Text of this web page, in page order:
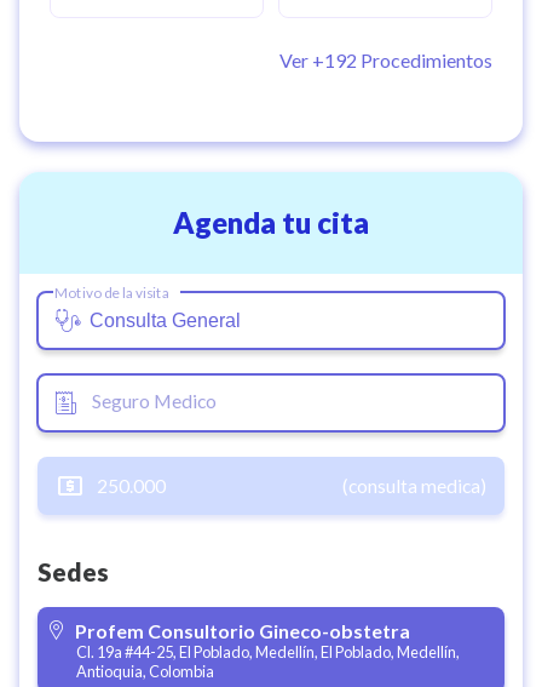
garantizando un entorno profesional, respetuoso y
Ver +192 Procedimientos
Agenda tu cita
Motivo de la visita
Seguro Medico
250.000 (consulta medica)
Sedes
Profem Consultorio Gineco-obstetra
Cl. 19a #44-25, El Poblado, Medellín, El Poblado, Medellín,
Antioquia, Colombia